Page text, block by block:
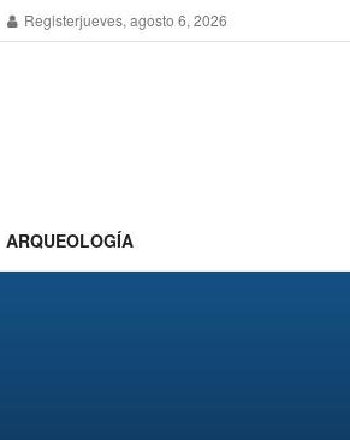
Registerjueves, agosto 6, 2026
ARQUEOLOGÍA